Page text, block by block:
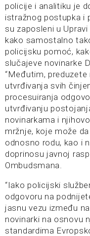
policije i analitiku je
istražnog postupka i
su zaposleni u
kako samostalno
policijsku pomoć,
slučajeve novinarke
“Međutim,
utvrđivanja svih
procesuiranja
utvrđivanju
novinarkama i
mržnje, koje može
odnosno rodu, kao i
doprinosu javnoj
Ombudsmana.
“Iako policijski
odgovoru na
jasnu vezu između
novinarki na osnovu
standardima